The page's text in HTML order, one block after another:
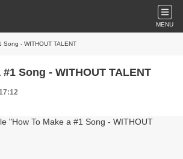
MENU
Song - WITHOUT TALENT
Song - WITHOUT TALENT